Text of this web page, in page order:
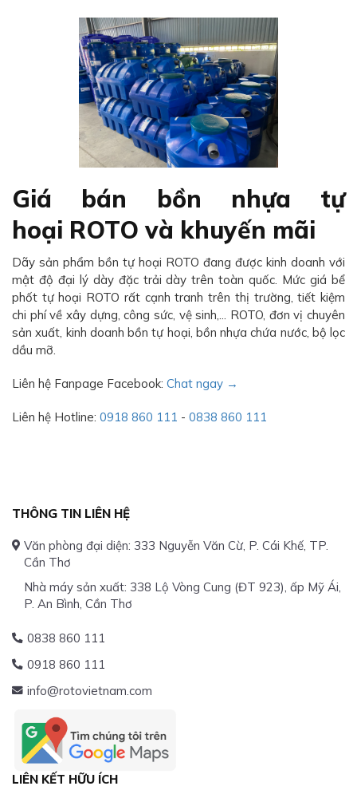
Giá bán bồn nhựa tự
hoại ROTO và khuyến mãi
Dãy sản phẩm bồn tự hoại ROTO đang được kinh doanh với
mật độ đại lý dày đặc trải dày trên toàn quốc. Mức giá bể
phốt tự hoại ROTO rất cạnh tranh trên thị trường, tiết kiệm
chi phí về xây dựng, công sức, vệ sinh,... ROTO, đơn vị chuyên
sản xuất, kinh doanh bồn tự hoại, bồn nhựa chứa nước, bộ lọc
dầu mỡ.
Liên hệ Fanpage Facebook: Chat ngay →
Liên hệ Hotline: 0918 860 111 - 0838 860 111
THÔNG TIN LIÊN HỆ
Văn phòng đại diện: 333 Nguyễn Văn Cừ, P. Cái Khế, TP.
Cần Thơ
Nhà máy sản xuất: 338 Lộ Vòng Cung (ĐT 923), ấp Mỹ Ái,
P. An Bình, Cần Thơ
0838 860 111
0918 860 111
info@rotovietnam.com
LIÊN KẾT HỮU ÍCH